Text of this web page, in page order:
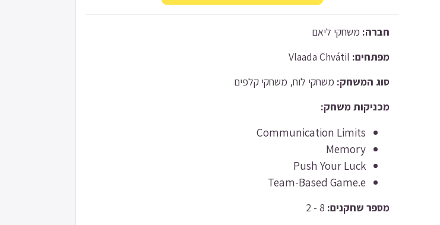
חברה: משחקי ליאם
מפתחים:
סוג המשחק: משחקי לוח, משחקי קלפים
מכניקות משחק:
Communication Limits
Memory
Push Your Luck
Team-Based Game.e
מספר שחקנים: